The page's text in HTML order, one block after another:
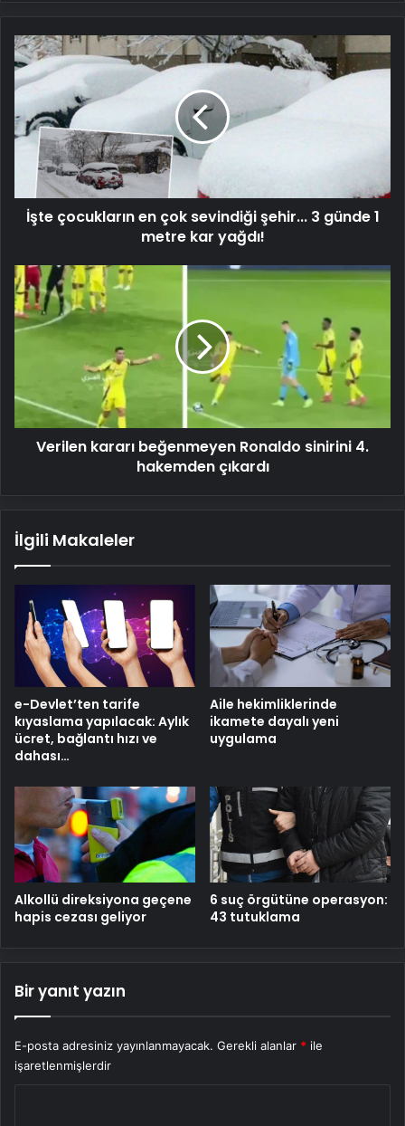
İşte
çocukların
en
sevindiği
şehir...
günde
1
metre
İşte çocukların en çok sevindiği şehir... 3 günde 1
metre kar yağdı!
Verilen
kararı
beğenmeyen
Ronaldo
çıkardı
Verilen kararı beğenmeyen Ronaldo sinirini 4.
hakemden çıkardı
İlgili Makaleler
e-Devlet’ten tarife
kıyaslama yapılacak: Aylık
ücret, bağlantı hızı ve
dahası…
Aile hekimliklerinde
ikamete dayalı yeni
uygulama
Alkollü direksiyona geçene
hapis cezası geliyor
6 suç örgütüne operasyon:
43 tutuklama
Bir yanıt yazın
E-posta adresiniz yayınlanmayacak. Gerekli alanlar * ile
işaretlenmişlerdir